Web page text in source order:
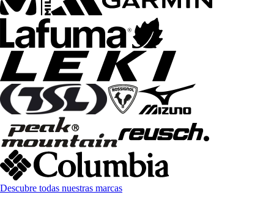
Descubre todas nuestras marcas